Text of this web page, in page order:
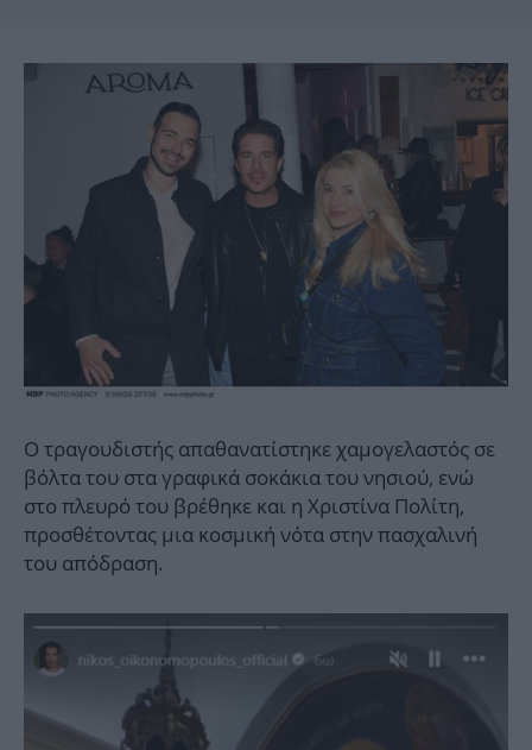
Ο τραγουδιστής απαθανατίστηκε χαμογελαστός σε
βόλτα του στα γραφικά σοκάκια του νησιού, ενώ
στο πλευρό του βρέθηκε και η Χριστίνα Πολίτη,
προσθέτοντας μια κοσμική νότα στην πασχαλινή
του απόδραση.